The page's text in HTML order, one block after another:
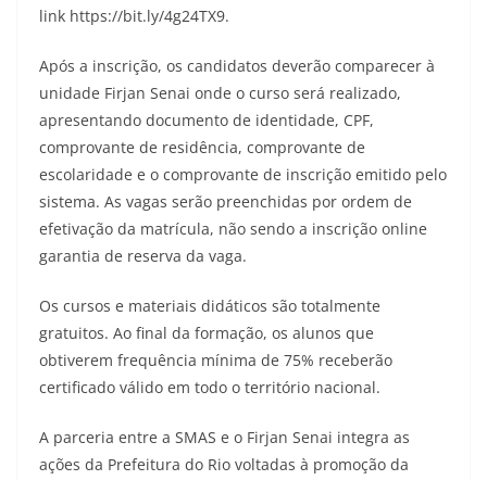
link https://bit.ly/4g24TX9.
Após a inscrição, os candidatos deverão comparecer à
unidade Firjan Senai onde o curso será realizado,
apresentando documento de identidade, CPF,
comprovante de residência, comprovante de
escolaridade e o comprovante de inscrição emitido pelo
sistema. As vagas serão preenchidas por ordem de
efetivação da matrícula, não sendo a inscrição online
garantia de reserva da vaga.
Os cursos e materiais didáticos são totalmente
gratuitos. Ao final da formação, os alunos que
obtiverem frequência mínima de 75% receberão
certificado válido em todo o território nacional.
A parceria entre a SMAS e o Firjan Senai integra as
ações da Prefeitura do Rio voltadas à promoção da